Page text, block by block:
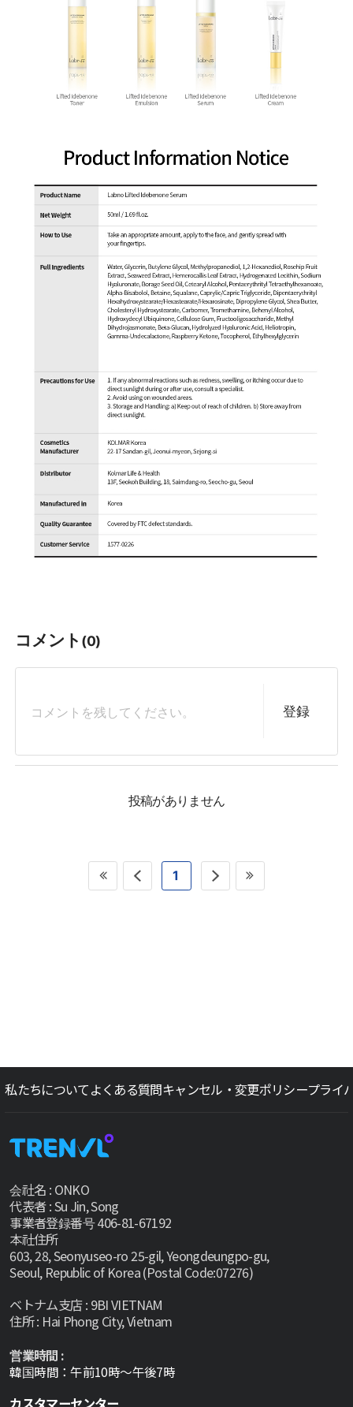
コメント (0)
登録
投稿がありません
1
私たちについてよくある質問キャンセル・変更ポリシープライ
会社名 : ONKO
代表者 : Su Jin, Song
事業者登録番号 406-81-67192
本社住所
603, 28, Seonyuseo-ro 25-gil, Yeongdeungpo-gu,
Seoul, Republic of Korea (Postal Code:07276)
ベトナム支店 : 9BI VIETNAM
住所 : Hai Phong City, Vietnam
営業時間 :
韓国時間：午前10時～午後7時
カスタマーセンター